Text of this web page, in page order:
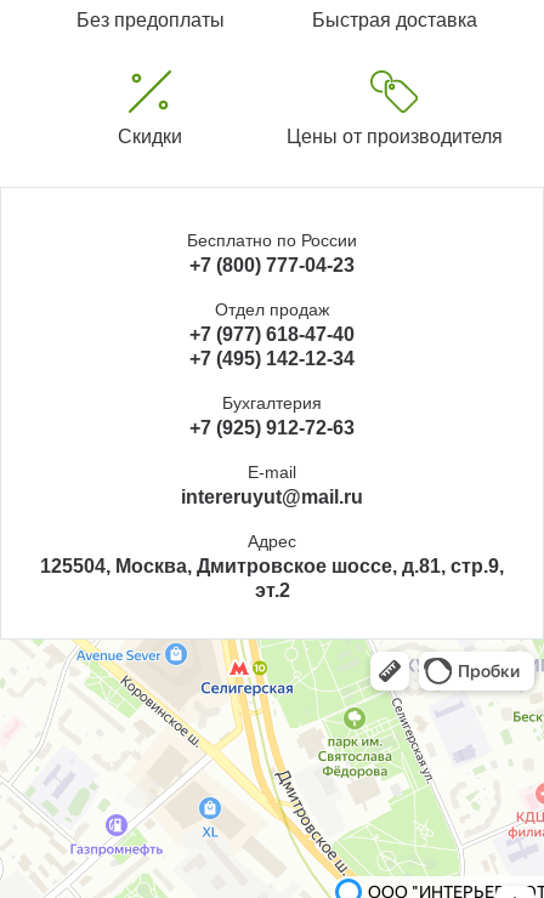
Без предоплаты Быстрая доставка
Скидки Цены от производителя
Бесплатно по России
+7 (800) 777-04-23
Отдел продаж
+7 (977) 618-47-40
+7 (495) 142-12-34
Бухгалтерия
+7 (925) 912-72-63
E-mail
intereruyut@mail.ru
Адрес
125504, Москва, Дмитровское шоссе, д.81, стр.9,
эт.2